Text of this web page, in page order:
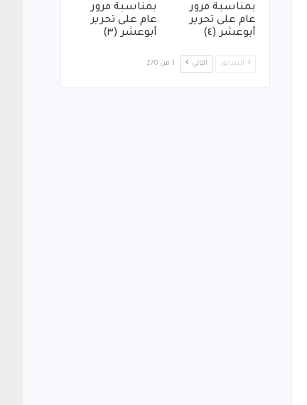
بمناسبة مرور
عام على تحرير
أبوعشر (٤)
بمناسبة مرور
عام على تحرير
أبوعشر (٣)
السابق التالي 1 من 270